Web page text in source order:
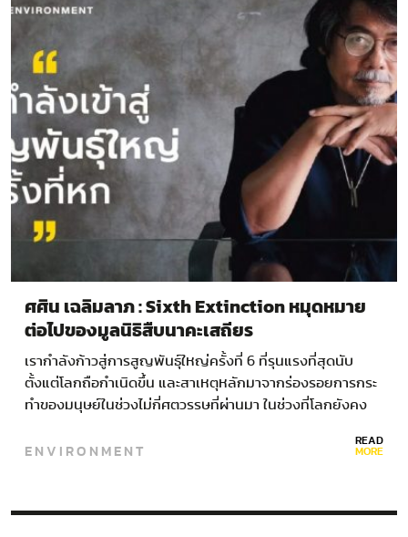
ศศิน​ เฉลิมลาภ : Sixth Extinction หมุดหมาย
ต่อไปของมูลนิธิสืบนาคะเสถียร
เรากำลังก้าวสู่การสูญพันธุ์ใหญ่ครั้งที่ 6 ที่รุนแรงที่สุดนับ
ตั้งแต่โลกถือกำเนิดขึ้น และสาเหตุหลักมาจากร่องรอยการกระ
ทำของมนุษย์ในช่วงไม่กี่ศตวรรษที่ผ่านมา ในช่วงที่โลกยังคง
ยังไม่สิ้นสุดลงง่าย ๆ…
ENVIRONMENT READ
MORE